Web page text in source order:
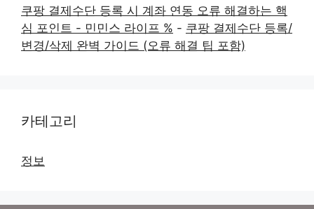
쿠팡 결제수단 등록 시 계좌 연동 오류 해결하는 핵
심 포인트 - 민민스 라이프 % - 쿠팡 결제수단 등록/
변경/삭제 완벽 가이드 (오류 해결 팁 포함)
카테고리
정보